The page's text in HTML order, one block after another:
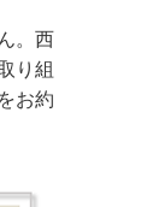
。西
り組
お約